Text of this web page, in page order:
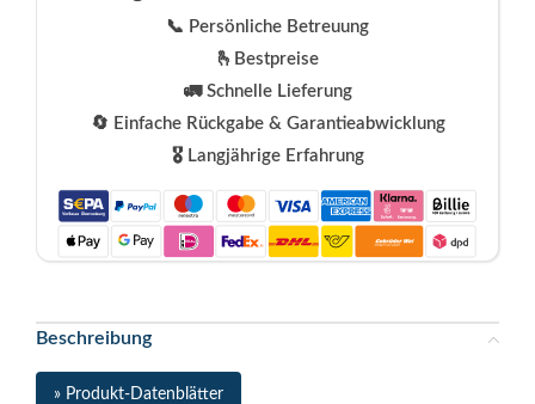
📞 Persönliche Betreuung
🫰Bestpreise
🚛 Schnelle Lieferung
🔄 Einfache Rückgabe & Garantieabwicklung
🎖️ Langjährige Erfahrung
Beschreibung
» Produkt-Datenblätter